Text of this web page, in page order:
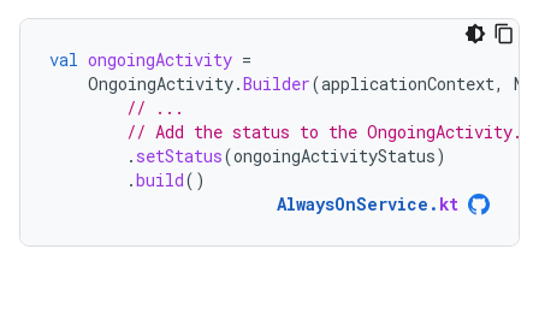
val ongoingActivity =
OngoingActivity.Builder(applicationContext,
// ...
// Add the status to the OngoingActivity.
. setStatus(ongoingActivityStatus)
.build()
AlwaysOnService . kt